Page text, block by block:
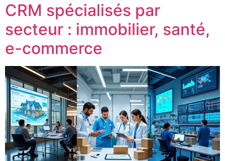
CRM spécialisés par
secteur : immobilier, santé,
e-commerce